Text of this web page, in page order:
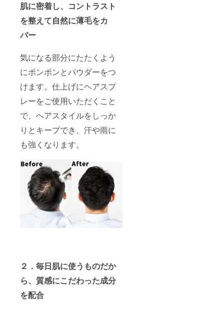
肌に密着し、コントラスト
を整えて自然に薄毛をカ
バー
気になる部分にたたくよう
にポンポンとパウダーをつ
けます。仕上げにヘアスプ
レーをご使用いただくこと
で、ヘアスタイルをしっか
りとキープでき、汗や雨に
も強くなります。
２．毎日肌に使うものだか
ら、質感にこだわった成分
を配合